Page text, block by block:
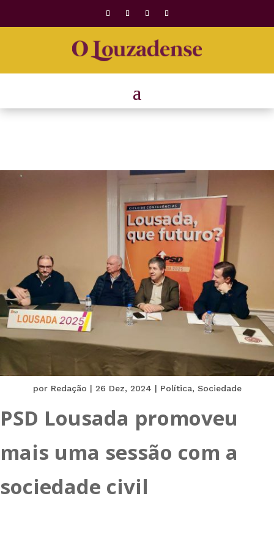
por Redação | 26 Dez, 2024 | Política, Sociedade
PSD Lousada promoveu
mais uma sessão com a
sociedade civil